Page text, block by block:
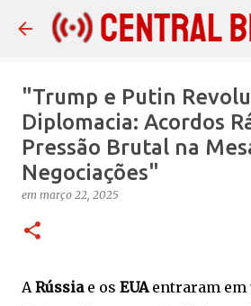
Pular para o conteúdo
"Trump e Putin
Diplomacia: Acordos
Pressão Brutal na
Negociações"
em março 22, 2025
ARússiae os EUAentraram em